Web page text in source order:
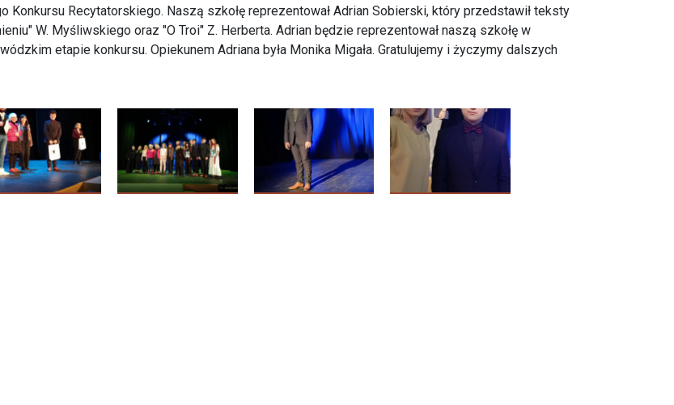
Konkursu Recytatorskiego. Naszą szkołę reprezentował Adrian Sobierski, który przedstawił teksty
W. Myśliwskiego oraz "O Troi" Z. Herberta. Adrian będzie reprezentował naszą szkołę w
etapie konkursu. Opiekunem Adriana była Monika Migała. Gratulujemy i życzymy dalszych